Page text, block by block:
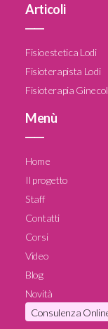
Articoli
Fisioestetica Lodi
Fisioterapista Lodi
Fisioterapia
Menù
Home
Il progetto
Staff
Contatti
Corsi
Video
Blog
Novità
Consulenza